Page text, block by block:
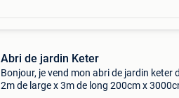
Abri de jardin Keter
Bonjour, je vend mon abri de jardin keter
2m de large x 3m de long 200cm x